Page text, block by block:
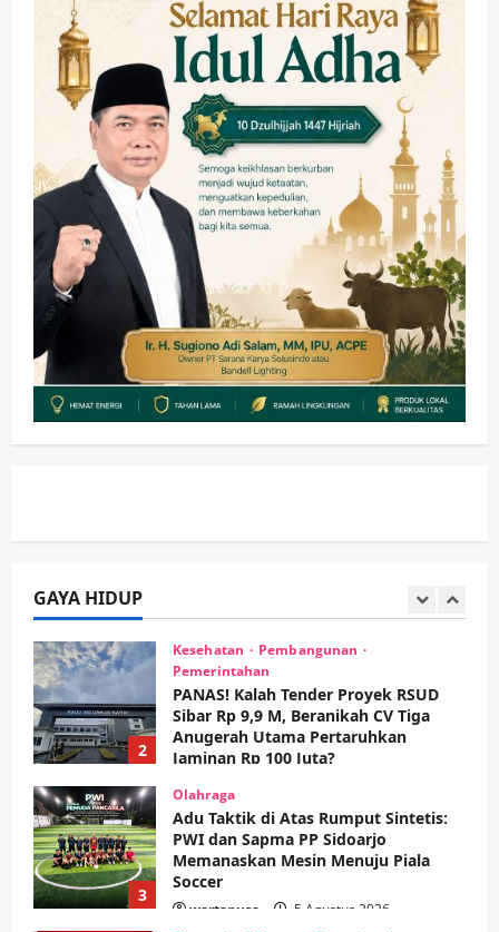
GAYA HIDUP
Soccer
wartanusa 5 Agustus 2026
4
Ekonomi Hiburan Pemerintahan
HOT NEWS: Ribuan Warga Wage
Tumplek Blek di Bazar Rakyat Jalan
Jambu, Borong Kuliner UMKM Sambil
Nonton Jaranan!
wartanusa 4 Agustus 2026
5
Keagamaan Pemerintahan
Pemkab Sidoarjo & Muhammadiyah
Sinergi Permudah Perizinan, Wakaf,
hingga Hibah
wartanusa 4 Agustus 2026
Kesehatan Pemerintahan
Ubah Lahan Tidur Jadi Cuan: Wabup
Sidoarjo Apresiasi Inovasi Teh Daun
2
Jaminan Rp 100 Juta?
wartanusa 5 Agustus 2026
3
Olahraga
Adu Taktik di Atas Rumput Sintetis:
PWI dan Sapma PP Sidoarjo
Memanaskan Mesin Menuju Piala
Soccer
wartanusa 5 Agustus 2026
4
Ekonomi
HOT NEWS: Ribuan Warga Wage
Tumplek Blek di Bazar Rakyat Jalan
Jambu, Borong Kuliner UMKM Sambil
Nonton Jaranan!
wartanusa 4 Agustus 2026